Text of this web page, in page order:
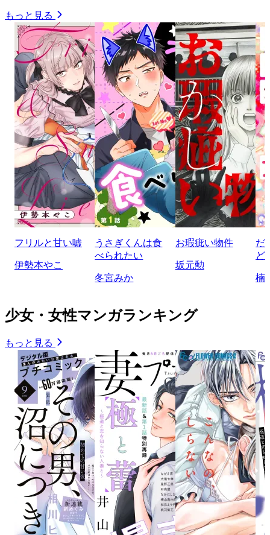
もっと見る
フリルと甘い嘘
伊勢本やこ
うさぎくんは食
べられたい
冬宮みか
お瑕疵い物件
坂元勲
だ
ど
楠
少女・女性マンガランキング
もっと見る